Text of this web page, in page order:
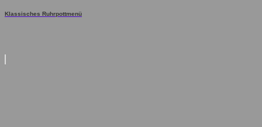
Klassisches Ruhrpottmenü